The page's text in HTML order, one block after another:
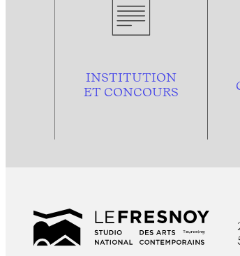
INSTITUTION
ET CONCOURS